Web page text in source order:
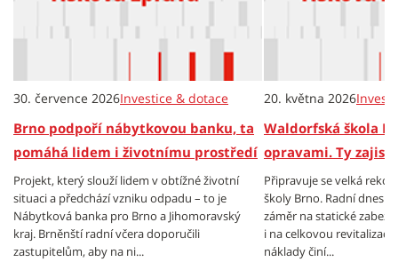
30. července 2026Investice & dotace
Brno podpoří nábytkovou banku, ta
pomáhá lidem i životnímu prostředí
Projekt, který slouží lidem v obtížné životní
situaci a předchází vzniku odpadu – to je
Nábytková banka pro Brno a Jihomoravský
kraj. Brněnští radní včera doporučili
zastupitelům, aby na ni...
20. května 2026
Waldorfská škola
opravami. Ty
Připravuje se velká
školy Brno. Radní dnes
záměr na statické
i na celkovou revitalizaci
náklady činí...